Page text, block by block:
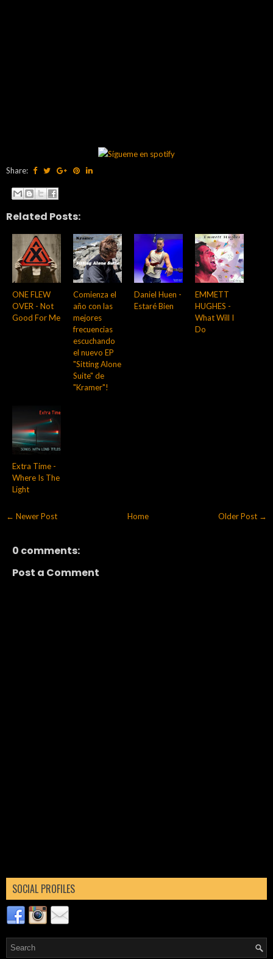
Share:
Related Posts:
ONE FLEW
OVER - Not
Good For Me
Comienza el
año con las
mejores
frecuencias
escuchando
el nuevo EP
"Sitting Alone
Suite" de
"Kramer"!
Daniel Huen -
Estaré Bien
EMMETT
HUGHES -
What Will I
Do
Extra Time -
Where Is The
Light
← Newer Post Older Post →
Home
0 comments:
Post a Comment
SOCIAL PROFILES